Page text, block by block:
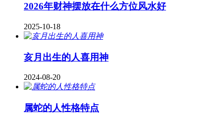
2026年财神摆放在什么方位风水好
2025-10-18
亥月出生的人喜用神
2024-08-20
属蛇的人性格特点